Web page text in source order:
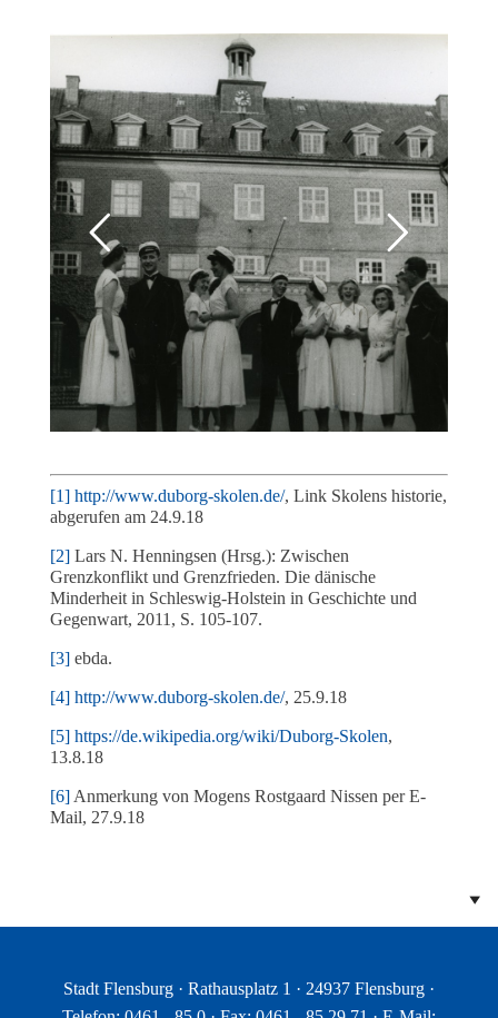
[1] http://www.duborg-skolen.de/, Link Skolens historie,
abgerufen am 24.9.18
[2]Lars N. Henningsen (Hrsg.): Zwischen
Grenzkonflikt und Grenzfrieden. Die dänische
Minderheit in Schleswig-Holstein in Geschichte und
Gegenwart, 2011, S. 105-107.
[3]ebda.
[4] http://www.duborg-skolen.de/, 25.9.18
[5] https://de.wikipedia.org/wiki/Duborg-Skolen,
13.8.18
[6]Anmerkung von Mogens Rostgaard Nissen per E-
Mail, 27.9.18
Stadt Flensburg · Rathausplatz 1 · 24937 Flensburg ·